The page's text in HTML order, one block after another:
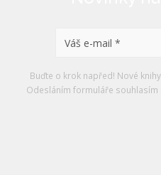
Buďte o krok napřed! Nové
Odesláním formuláře souhlasím